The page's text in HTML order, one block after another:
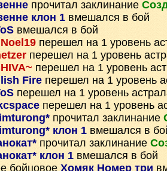
прочитал заклинание
клон 1 вмешался в бой
вмешался в бой
Noel19 перешел на 1 уровень
перешел на 1 уровень
перешел на 1 уровень
Fire перешел на 1 уровень
перешел на 1 уровень
перешел на 1 уровень
прочитал заклинание
клон 1 вмешался в
прочитал заклинание
клон 1 вмешался в бой
бойцовое Хомяк Номер три